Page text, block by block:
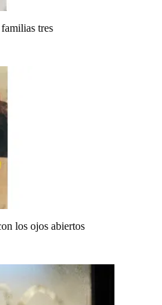
tres
los ojos abiertos